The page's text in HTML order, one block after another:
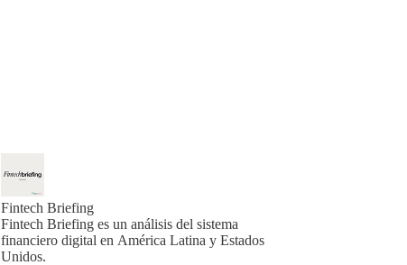
Fintech Briefing
Fintech Briefing es un análisis del sistema
financiero digital en América Latina y Estados
Unidos.